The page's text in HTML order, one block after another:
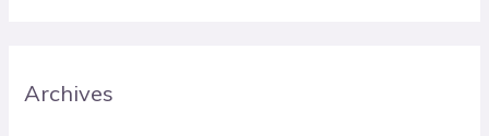
Archives